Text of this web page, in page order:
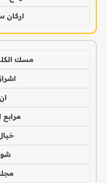
اركان
مسك
مرابع